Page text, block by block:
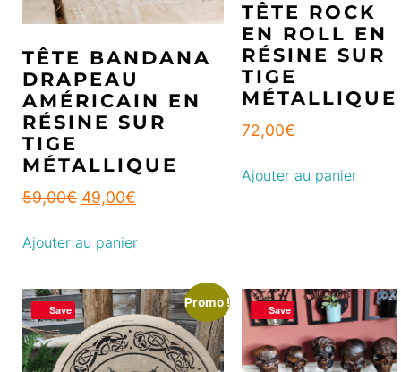
TÊTE BANDANA
DRAPEAU
AMÉRICAIN EN
RÉSINE SUR
TIGE
MÉTALLIQUE
59,00€ 49,00€
Ajouter au panier
TÊTE ROCK
EN ROLL EN
RÉSINE SUR
TIGE
MÉTALLIQUE
72,00€
Ajouter au panier
Save
Promo !
Save